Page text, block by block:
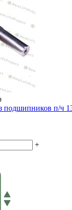
подшипников п/ч
+